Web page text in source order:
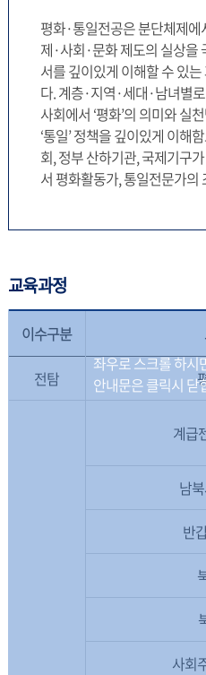
평화·통일전공은 분단체제
제·사회·문화 제도의 실상을
서를 깊이있게 이해할 수 있
다. 계층·지역·세대·남녀별
사회에서 ‘평화’의 의미와 실
‘통일’ 정책을 깊이있게 이해
회, 정부 산하기관, 국제기구
서 평화활동가, 통일전문가의
교육과정
이수구분
전탐
계급
남
반
사회